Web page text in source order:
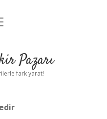
Pazarı
fark yarat!